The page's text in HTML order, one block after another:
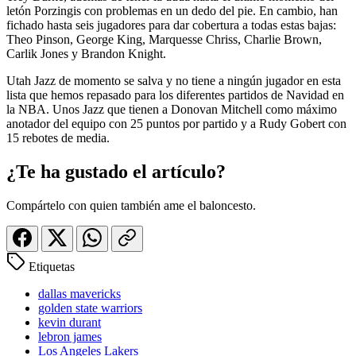
letón Porzingis con problemas en un dedo del pie. En cambio, han
fichado hasta seis jugadores para dar cobertura a todas estas bajas:
Theo Pinson, George King, Marquesse Chriss, Charlie Brown,
Carlik Jones y Brandon Knight.
Utah Jazz de momento se salva y no tiene a ningún jugador en esta
lista que hemos repasado para los diferentes partidos de Navidad en
la NBA. Unos Jazz que tienen a Donovan Mitchell como máximo
anotador del equipo con 25 puntos por partido y a Rudy Gobert con
15 rebotes de media.
¿Te ha gustado el artículo?
Compártelo con quien también ame el baloncesto.
Etiquetas
dallas mavericks
golden state warriors
kevin durant
lebron james
Los Angeles Lakers